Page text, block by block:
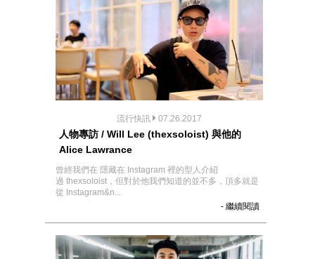
流行快訊 07.26.2017
人物專訪 / Will Lee (thexsoloist) 與他的
Alice Lawrance
曾經我們在 隱藏在 Instagram 裡的型人介紹
過 thexsoloist，但對於他我們知道的並不多，頂多就是
從 Instagram&n...
- 繼續閱讀